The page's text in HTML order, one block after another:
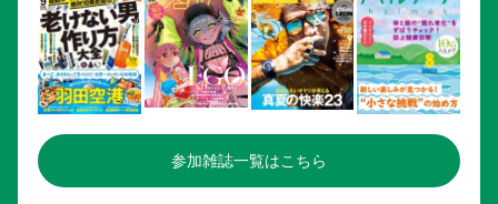
参加雑誌一覧はこちら